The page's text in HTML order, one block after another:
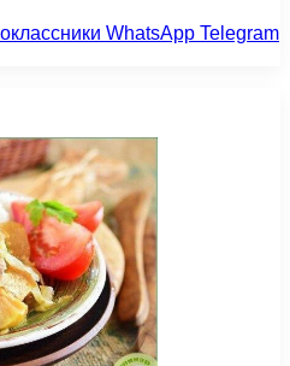
WhatsApp Telegram